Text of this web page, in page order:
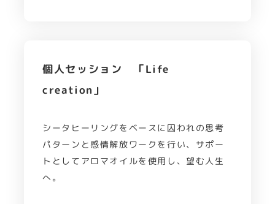
個人セッション 「Life
creation」
シータヒーリングをベースに囚われの思考
パターンと感情解放ワークを行い、サポー
トとしてアロマオイルを使用し、望む人生
へ。